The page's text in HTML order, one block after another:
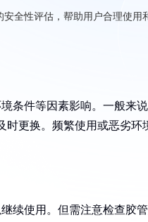
全性评估，帮助用户合理使用
条件等因素影响。一般来
更换。频繁使用或恶劣环
续使用。但需注意检查胶